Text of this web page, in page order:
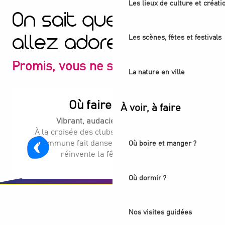
Les lieux de culture et
Les scènes, fêtes et festivals
La nature en ville
À voir, à faire
Où boire et manger ?
Où dormir ?
Nos visites guidées
On sait que vous
allez adorer
Promis, vous ne serez pas déçu
Où faire la fête ?
Vibrant, audacieux, électrisant.
À la croisée des clubs et tiers-lieux, Plaine
Commune fait danser les noctambules et
réinvente la fête sans limite.